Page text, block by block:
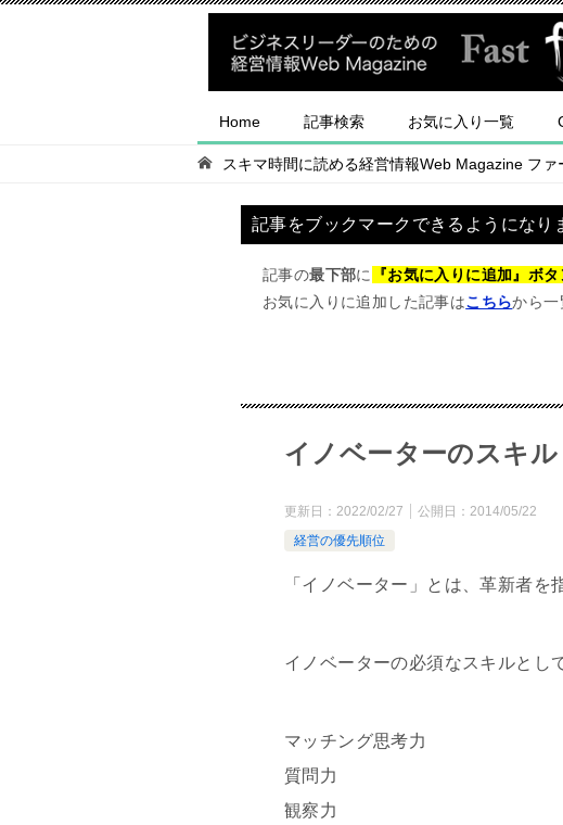
Home 記事検索 お気に入り一覧
スキマ時間に読める経営情報Web Magazine フ
記事をブックマークできるようになり
記事の最下部に 『お気に入りに追加』ボタ
お気に入りに追加した記事はこちらから一
イノベーターのスキル
更新日： 2022/02/27 公開日： 2014/05/22
経営の優先順位
「イノベーター」とは、革新者を
イノベーターの必須なスキルとし
マッチング思考力
質問力
観察力